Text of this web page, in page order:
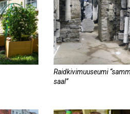
Raidkivimuuseumi
saal”